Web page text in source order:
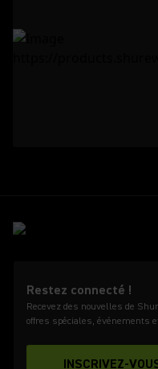
Restez connecté !
Recevez des nouvelles de
offres spéciales, événements
INSCRIVEZ-